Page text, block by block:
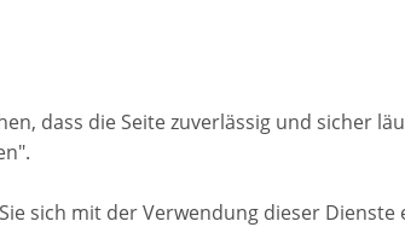
dass die Seite zuverlässig und sicher
sich mit der Verwendung dieser